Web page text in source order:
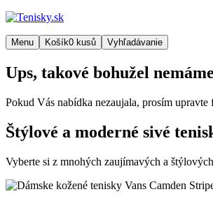
Menu Košík0 kusů Vyhľadávanie
Ups, takové bohužel
Pokud Vás nabídka nezaujala, prosím upravte
Štýlové a moderné sivé
Vyberte si z mnohých zaujímavých a